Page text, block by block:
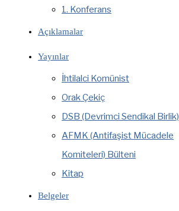
1. Konferans
Açıklamalar
Yayınlar
İhtilalci Komünist
Orak Çekiç
DSB (Devrimci Sendikal Birlik)
AFMK (Antifaşist Mücadele
Komiteleri) Bülteni
Kitap
Belgeler